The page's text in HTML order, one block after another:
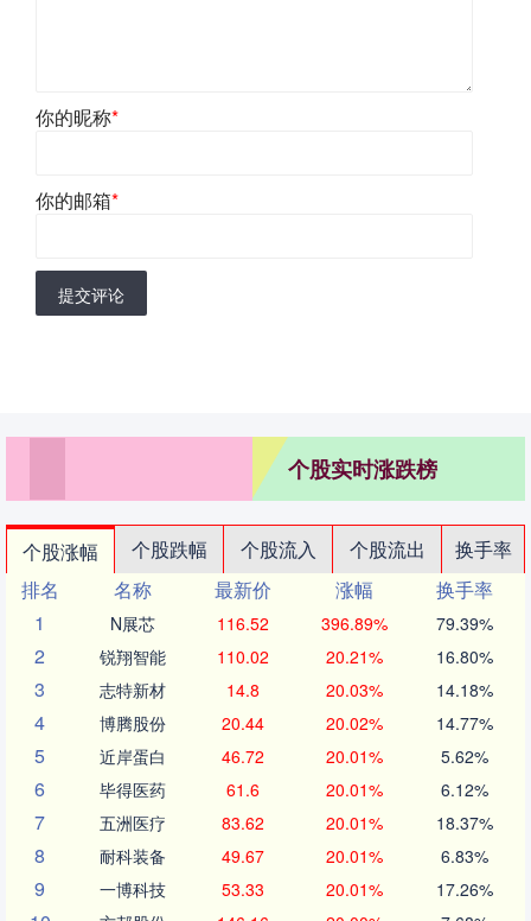
你的昵称*
你的邮箱*
提交评论
个股实时涨跌榜
个股涨幅 个股跌幅 个股流入 个股流出
换手率
排名
名称 最新价 涨幅
换手率
1
N展芯 116.52 396.89% 79.39%
2 锐翔智能 110.02 20.21% 16.80%
3 志特新材 14.8 20.03% 14.18%
4 博腾股份 20.44 20.02% 14.77%
5 近岸蛋白 46.72 20.01% 5.62%
6 毕得医药 61.6 20.01% 6.12%
7 五洲医疗 83.62 20.01% 18.37%
8 耐科装备 49.67 20.01% 6.83%
9 一博科技 53.33 20.01% 17.26%